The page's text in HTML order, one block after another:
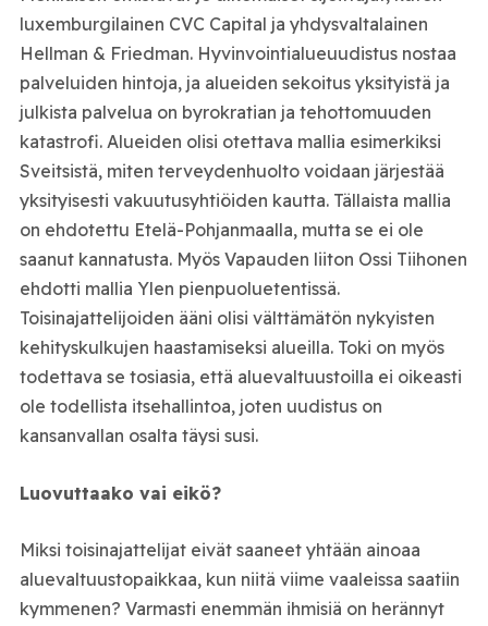
luxemburgilainen CVC Capital ja yhdysvaltalainen
Hellman & Friedman. Hyvinvointialueuudistus nostaa
palveluiden hintoja, ja alueiden sekoitus yksityistä ja
julkista palvelua on byrokratian ja tehottomuuden
katastrofi. Alueiden olisi otettava mallia esimerkiksi
Sveitsistä, miten terveydenhuolto voidaan järjestää
yksityisesti vakuutusyhtiöiden kautta. Tällaista mallia
on ehdotettu Etelä-Pohjanmaalla, mutta se ei ole
saanut kannatusta. Myös Vapauden liiton Ossi Tiihonen
ehdotti mallia Ylen pienpuoluetentissä.
Toisinajattelijoiden ääni olisi välttämätön nykyisten
kehityskulkujen haastamiseksi alueilla. Toki on myös
todettava se tosiasia, että aluevaltuustoilla ei oikeasti
ole todellista itsehallintoa, joten uudistus on
kansanvallan osalta täysi susi.
Luovuttaako vai eikö?
Miksi toisinajattelijat eivät saaneet yhtään ainoaa
aluevaltuustopaikkaa, kun niitä viime vaaleissa saatiin
kymmenen? Varmasti enemmän ihmisiä on herännyt